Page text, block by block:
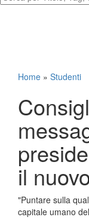
Home » Studenti
il
"Puntare sulla
capitale umano